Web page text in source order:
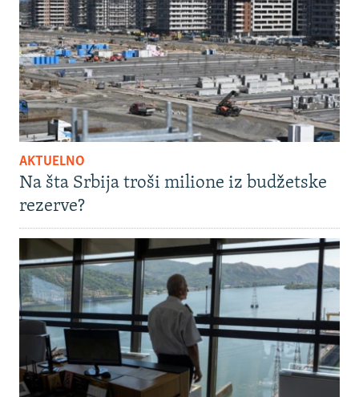
AKTUELNO
Na šta Srbija troši milione iz budžetske
rezerve?